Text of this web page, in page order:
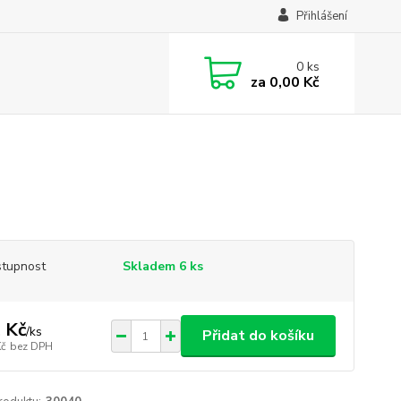
Přihlášení
0ks
za 0,00 Kč
Skladem 6 ks
Kč/ks
bez DPH
Přidat do košíku